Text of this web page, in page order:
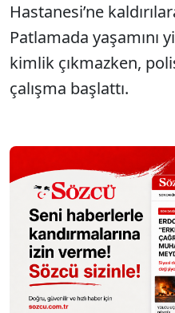
Hastanesi’ne
Patlamada yaşamını
kimlik çıkmazken,
çalışma başlattı.